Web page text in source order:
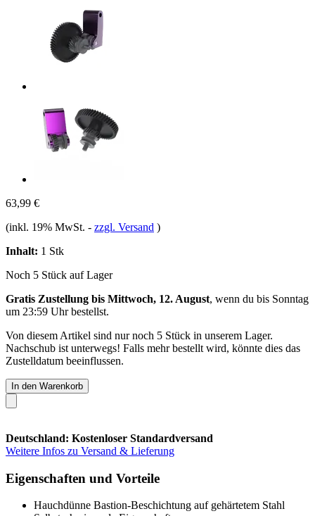
63,99 €
(inkl. 19% MwSt. - zzgl. Versand )
Inhalt: 1 Stk
Noch 5 Stück auf Lager
Gratis Zustellung bis Mittwoch, 12. August, wenn du bis Sonntag
um 23:59 Uhrbestellst.
Von diesem Artikel sind nur noch 5 Stück in unserem Lager.
Nachschub ist unterwegs! Falls mehr bestellt wird, könnte dies das
Zustelldatum beeinflussen.
In den Warenkorb
Deutschland: Kostenloser Standardversand
Weitere Infos zu Versand & Lieferung
Eigenschaften und Vorteile
Hauchdünne Bastion-Beschichtung auf gehärtetem Stahl